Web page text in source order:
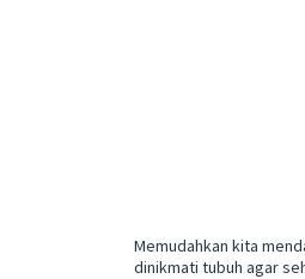
Memudahkan kita
dinikmati tubuh agar